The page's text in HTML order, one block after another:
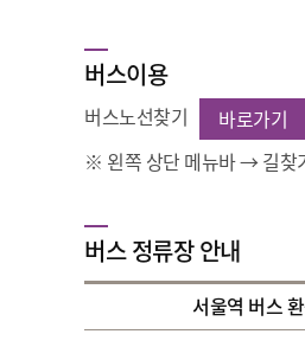
버스이용
버스노선찾기
바로가기
※ 왼쪽 상단 메뉴바 → 길찾
버스 정류장 안내
서울역 버스